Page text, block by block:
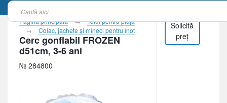
Pagina principală
Totul pentru plajă
Colac, jachete şi mîneci pentru înot
Cerc gonflabil FROZEN
d51cm, 3-6 ani
№ 284800
Solicită
preț